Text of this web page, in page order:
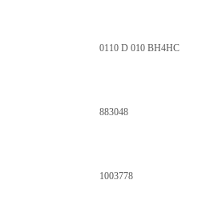
0110 D 010 BH4HC
883048
1003778